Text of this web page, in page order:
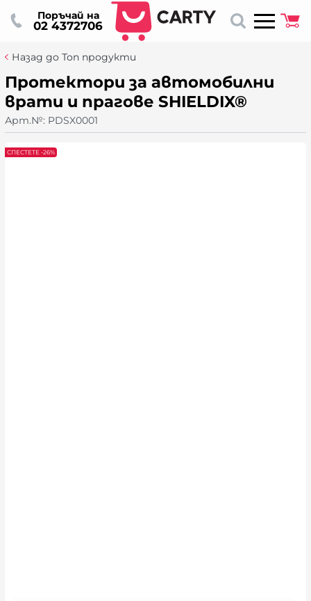
02 4372706
Поръчай на
Назад до Топ продукти
Протектори за автомобилни
врати и прагове SHIELDIX®
Арт.№: PDSX0001
СПЕСТЕТЕ -26%